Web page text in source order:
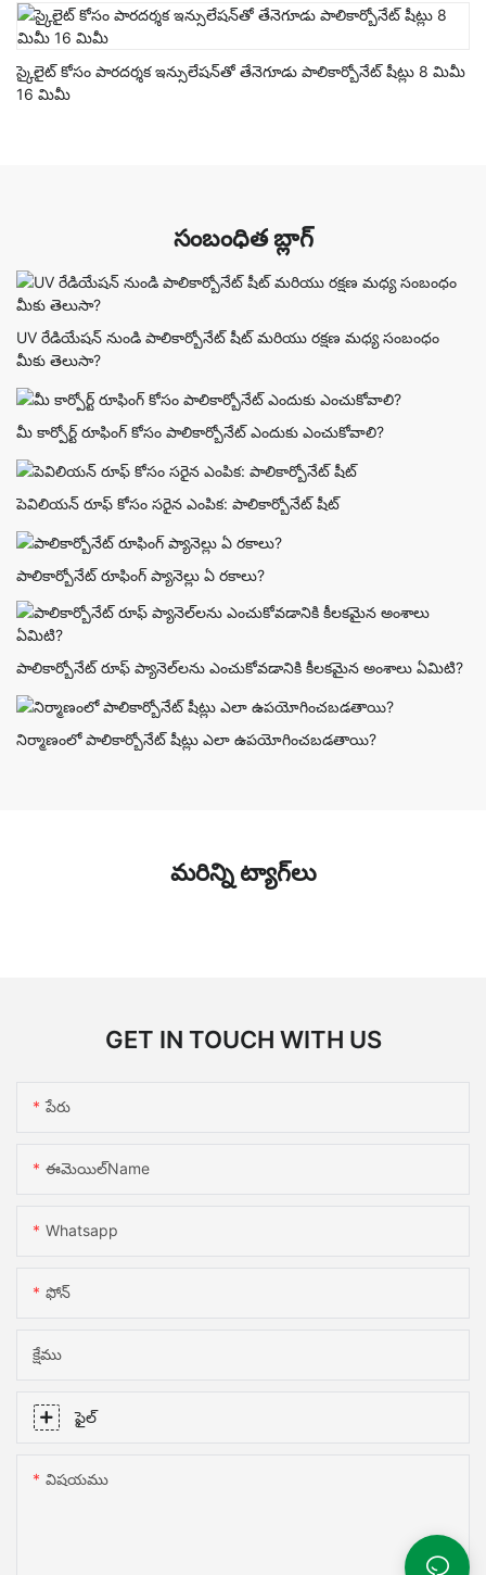
స్కైలైట్ కోసం పారదర్శక ఇన్సులేషన్‌తో తేనెగూడు పాలికార్బోనేట్ షీట్లు 8 మిమీ
16 మిమీ
సంబంధిత బ్లాగ్
UV రేడియేషన్ నుండి పాలికార్బోనేట్ షీట్ మరియు రక్షణ మధ్య సంబంధం
మీకు తెలుసా?
మీ కార్పోర్ట్ రూఫింగ్ కోసం పాలికార్బోనేట్ ఎందుకు ఎంచుకోవాలి?
పెవిలియన్ రూఫ్ కోసం సరైన ఎంపిక: పాలికార్బోనేట్ షీట్
పాలికార్బోనేట్ రూఫింగ్ ప్యానెల్లు ఏ రకాలు?
పాలికార్బోనేట్ రూఫ్ ప్యానెల్‌లను ఎంచుకోవడానికి కీలకమైన అంశాలు ఏమిటి?
నిర్మాణంలో పాలికార్బోనేట్ షీట్లు ఎలా ఉపయోగించబడతాయి?
మరిన్ని ట్యాగ్‌లు
GET IN TOUCH WITH US
పేరు
ఈమెయిల్Name
Whatsapp
ఫోన్
క్షేము
ఫైల్
విషయము